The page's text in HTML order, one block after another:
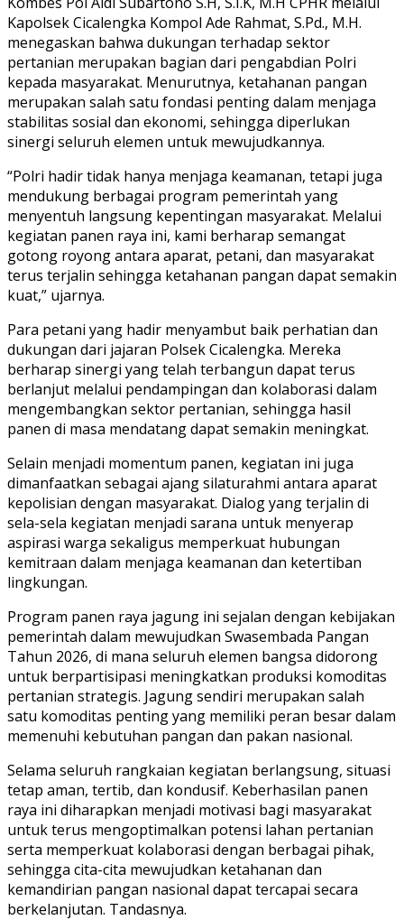
Kapolsek Cicalengka Kompol Ade Rahmat, S.Pd., M.H.
menegaskan bahwa dukungan terhadap sektor
pertanian merupakan bagian dari pengabdian Polri
kepada masyarakat. Menurutnya, ketahanan pangan
merupakan salah satu fondasi penting dalam menjaga
stabilitas sosial dan ekonomi, sehingga diperlukan
sinergi seluruh elemen untuk mewujudkannya.
“Polri hadir tidak hanya menjaga keamanan, tetapi juga
mendukung berbagai program pemerintah yang
menyentuh langsung kepentingan masyarakat. Melalui
kegiatan panen raya ini, kami berharap semangat
gotong royong antara aparat, petani, dan masyarakat
terus terjalin sehingga ketahanan pangan dapat semakin
kuat,” ujarnya.
Para petani yang hadir menyambut baik perhatian dan
dukungan dari jajaran Polsek Cicalengka. Mereka
berharap sinergi yang telah terbangun dapat terus
berlanjut melalui pendampingan dan kolaborasi dalam
mengembangkan sektor pertanian, sehingga hasil
panen di masa mendatang dapat semakin meningkat.
Selain menjadi momentum panen, kegiatan ini juga
dimanfaatkan sebagai ajang silaturahmi antara aparat
kepolisian dengan masyarakat. Dialog yang terjalin di
sela-sela kegiatan menjadi sarana untuk menyerap
aspirasi warga sekaligus memperkuat hubungan
kemitraan dalam menjaga keamanan dan ketertiban
lingkungan.
Program panen raya jagung ini sejalan dengan kebijakan
pemerintah dalam mewujudkan Swasembada Pangan
Tahun 2026, di mana seluruh elemen bangsa didorong
untuk berpartisipasi meningkatkan produksi komoditas
pertanian strategis. Jagung sendiri merupakan salah
satu komoditas penting yang memiliki peran besar dalam
memenuhi kebutuhan pangan dan pakan nasional.
Selama seluruh rangkaian kegiatan berlangsung, situasi
tetap aman, tertib, dan kondusif. Keberhasilan panen
raya ini diharapkan menjadi motivasi bagi masyarakat
untuk terus mengoptimalkan potensi lahan pertanian
serta memperkuat kolaborasi dengan berbagai pihak,
sehingga cita-cita mewujudkan ketahanan dan
kemandirian pangan nasional dapat tercapai secara
berkelanjutan. Tandasnya.